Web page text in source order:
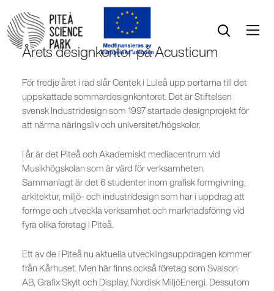
Öppna sök
Öppna menyn
Årets designkontor på Acusticum
För tredje året i rad slår Centek i Luleå upp portarna till det
uppskattade sommardesignkontoret. Det är Stiftelsen
svensk Industridesign som 1997 startade designprojekt för
att närma näringsliv och universitet/högskolor.
I år är det Piteå och Akademiskt mediacentrum vid
Musikhögskolan som är värd för verksamheten.
Sammanlagt är det 6 studenter inom grafisk formgivning,
arkitektur, miljö- och industridesign som har i uppdrag att
formge och utveckla verksamhet och marknadsföring vid
fyra olika företag i Piteå.
Ett av de i Piteå nu aktuella utvecklingsuppdragen kommer
från Kårhuset. Men här finns också företag som Svalson
AB, Grafix Skylt och Display, Nordisk MiljöEnergi. Dessutom